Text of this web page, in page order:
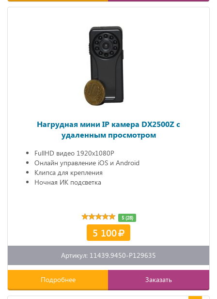
Нагрудная мини IP камера DX2500Z c
удаленным просмотром
FullHD видео 1920х1080P
Онлайн управление iOS и Android
Клипса для крепления
Ночная ИК подсветка
5 (28)
5 100
Артикул: 11439.9450-P129635
Подробнее Заказать